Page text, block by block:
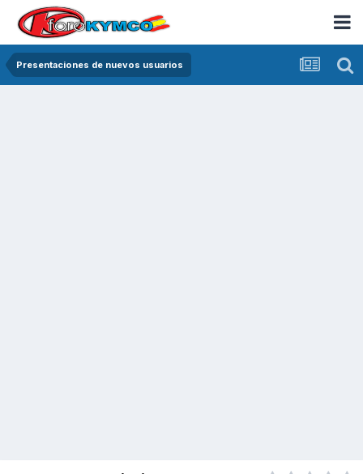
Presentaciones de nuevos usuarios